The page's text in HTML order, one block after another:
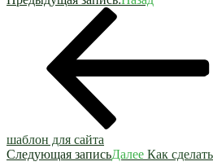
шаблон для сайта
Следующая записьДалее Как